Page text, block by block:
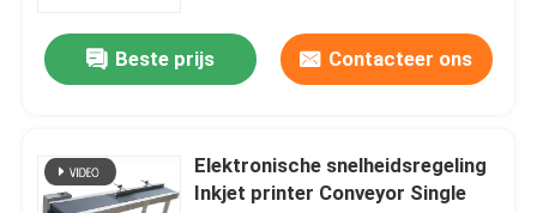
Vervoermachine voor inkjetprinter
Bottom Coding Conveyor
Beste prijs Contacteer ons
Elektronische snelheidsregeling
Inkjet printer Conveyor Single